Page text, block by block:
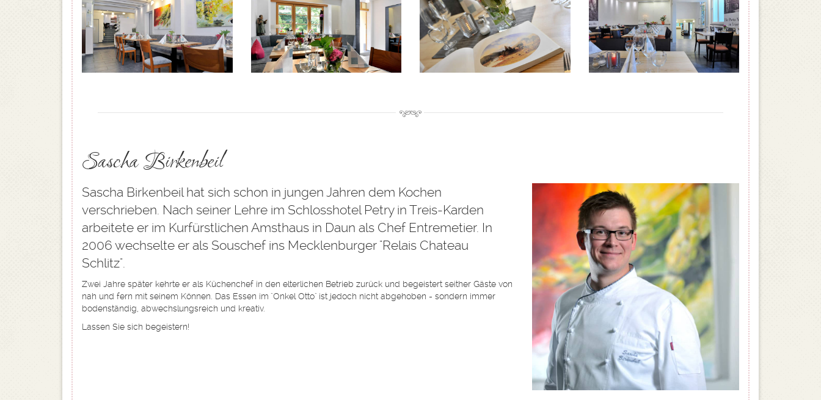
Sascha Birkenbeil
Sascha Birkenbeil hat sich schon in jungen Jahren dem Kochen
verschrieben. Nach seiner Lehre im Schlosshotel Petry in Treis-Karden
arbeitete er im Kurfürstlichen Amsthaus in Daun als Chef Entremetier. In
2006 wechselte er als Souschef ins Mecklenburger "Relais Chateau
Schlitz".
Zwei Jahre später kehrte er als Küchenchef in den elterlichen Betrieb zurück und begeistert seither Gäste von
nah und fern mit seinem Können. Das Essen im "Onkel Otto" ist jedoch nicht abgehoben - sondern immer
bodenständig, abwechslungsreich und kreativ.
Lassen Sie sich begeistern!